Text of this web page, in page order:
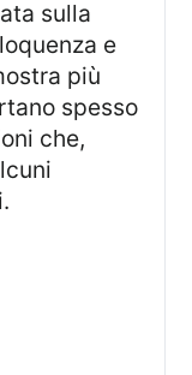
sulla
e
più
spesso
che,